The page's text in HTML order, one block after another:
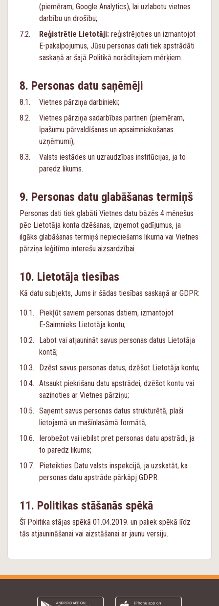
(piemēram, Google Analytics), lai uzlabotu vietnes
darbību un drošību;
Reģistrētie Lietotāji: reģistrējoties un izmantojot
E-pakalpojumus, Jūsu personas dati tiek apstrādāti
saskaņā ar šajā Politikā norādītajiem mērķiem.
Personas datu saņēmēji
Vietnes pārziņa darbinieki;
Vietnes pārziņa sadarbības partneri (piemēram,
īpašumu pārvaldīšanas un apsaimniekošanas
uzņēmumi);
Valsts iestādes un uzraudzības institūcijas, ja to
paredz likums.
Personas datu glabāšanas termiņš
Personas dati tiek glabāti Vietnes datu bāzēs 4 mēnešus
pēc Lietotāja konta dzēšanas, izņemot gadījumus, ja
ilgāks glabāšanas termiņš nepieciešams likuma vai Vietnes
pārziņa leģitīmo interešu aizsardzībai.
Lietotāja tiesības
Kā datu subjekts, Jums ir šādas tiesības saskaņā ar GDPR:
Piekļūt saviem personas datiem, izmantojot
E-Saimnieks Lietotāja kontu;
Labot vai atjaunināt savus personas datus Lietotāja
kontā;
Dzēst savus personas datus, dzēšot Lietotāja kontu;
Atsaukt piekrišanu datu apstrādei, dzēšot kontu vai
sazinoties ar Vietnes pārziņu;
Saņemt savus personas datus strukturētā, plaši
lietojamā un mašīnlasāmā formātā;
Ierobežot vai iebilst pret personas datu apstrādi, ja
to paredz likums;
Pieteikties Datu valsts inspekcijā, ja uzskatāt, ka
personas datu apstrāde pārkāpj GDPR.
Politikas stāšanās spēkā
Šī Politika stājas spēkā 01.04.2019. un paliek spēkā līdz
tās atjaunināšanai vai aizstāšanai ar jaunu versiju.